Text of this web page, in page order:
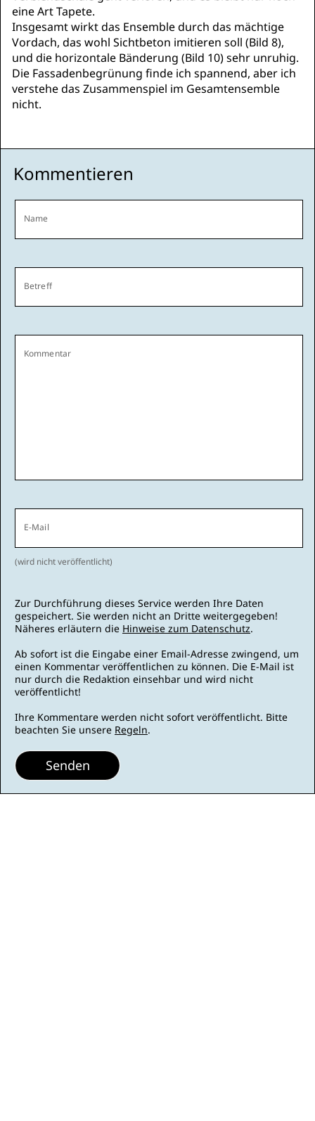
eine Art Tapete.
Insgesamt wirkt das Ensemble durch das mächtige
Vordach, das wohl Sichtbeton imitieren soll (Bild 8),
und die horizontale Bänderung (Bild 10) sehr unruhig.
Die Fassadenbegrünung finde ich spannend, aber ich
verstehe das Zusammenspiel im Gesamtensemble
nicht.
Kommentieren
Name
Betreff
Kommentar
E-Mail
(wird nicht veröffentlicht)
Zur Durchführung dieses Service werden Ihre Daten
gespeichert. Sie werden nicht an Dritte weitergegeben!
Näheres erläutern die Hinweise zum Datenschutz.
Ab sofort ist die Eingabe einer Email-Adresse zwingend, um
einen Kommentar veröffentlichen zu können. Die E-Mail ist
nur durch die Redaktion einsehbar und wird nicht
veröffentlicht!
Ihre Kommentare werden nicht sofort veröffentlicht. Bitte
beachten Sie unsere Regeln.
Senden